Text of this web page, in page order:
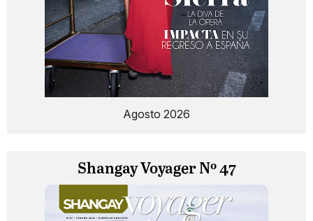
Agosto 2026
Shangay Voyager Nº 47